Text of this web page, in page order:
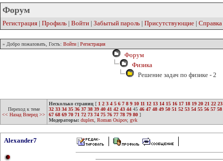
Форум
Регистрация | Профиль | Войти | Забытый пароль | Присутствующие | Справка
» Добро пожаловать, Гость: Войти | Регистрация
Форум
Физика
Решение задач по физике - 2
Переход к теме
<< Назад Вперед >>
Несколько страниц [ 1 2 3 4 5 6 7 8 9 10 11 12 13 14 15 16 17 18 19 20 21 22 23
32 33 34 35 36 37 38 39 40 41 42 43 44 45 46 47 48 49 50 51 52 53 54 55 56 57 58
67 68 69 70 71 72 73 74 75 76 77 78 79 80 ]
Модераторы: duplex Roman Osipov, gvk
Alexander7